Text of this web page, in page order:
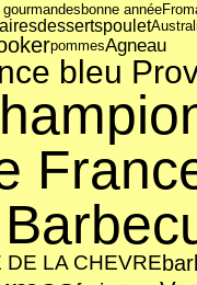
bonne année
dessertspoulet
pommesAgneau
bleu
DE LA CHEVRE